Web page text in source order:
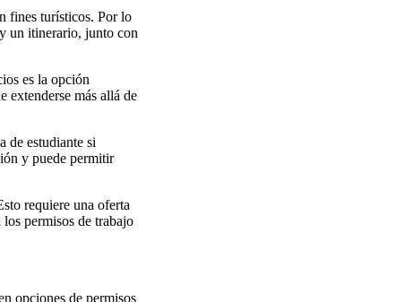
fines turísticos. Por lo
un itinerario, junto con
es la opción
extenderse más allá de
de estudiante si
y puede permitir
requiere una oferta
permisos de trabajo
opciones de permisos